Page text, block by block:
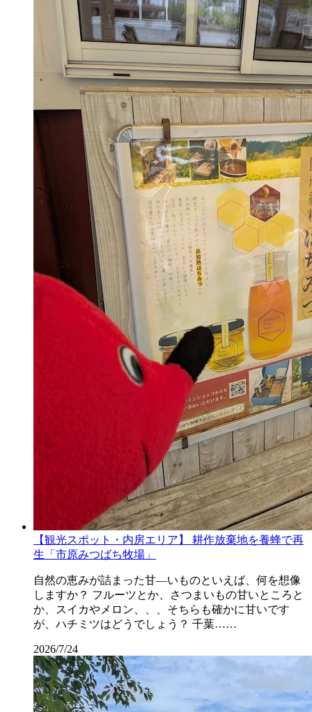
【観光スポット・内房エリア】 耕作放棄地を養蜂で再
生「市原みつばち牧場」
自然の恵みが詰まった甘―いものといえば、何を想像
しますか？ フルーツとか、さつまいもの甘いところと
か、スイカやメロン、、、そちらも確かに甘いです
が、ハチミツはどうでしょう？ 千葉……
2026/7/24